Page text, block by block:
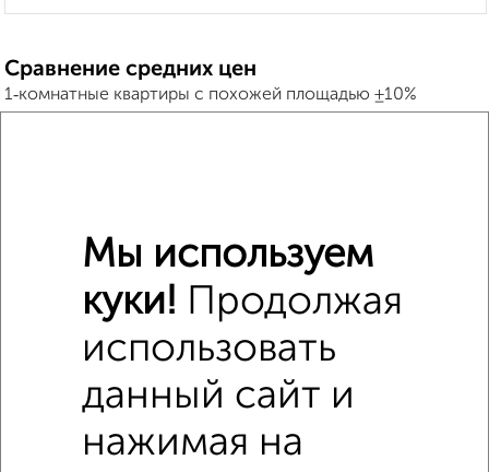
Сравнение средних цен
1‑комнатные квартиры с похожей площадью ±10%
Это предложение
Средняя цена по городу
Похожие предложения рядом
Мы используем
куки! Продолжая
использовать
данный сайт и
нажимая на